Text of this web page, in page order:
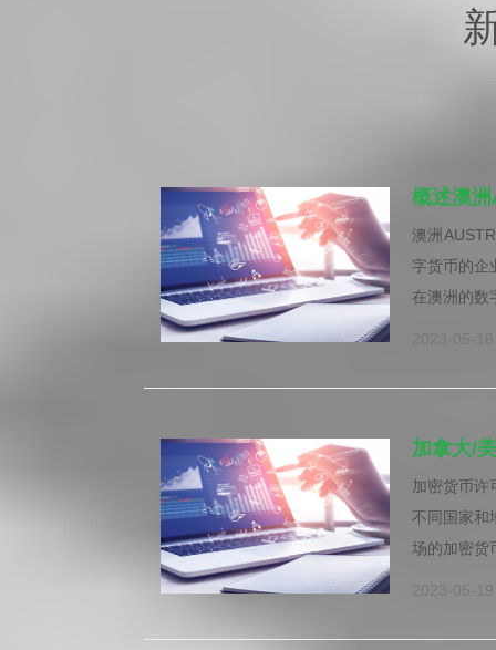
概述澳
澳洲
字货币的企
在澳洲的数
加拿大/
加密货币许
不同国家和
场的加密货